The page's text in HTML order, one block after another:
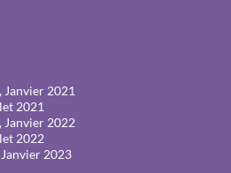
2021
2021
2022
2022
2023